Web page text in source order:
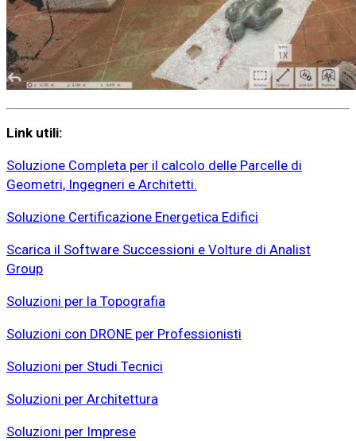
Link utili:
Soluzione Completa per il calcolo delle Parcelle di
Geometri, Ingegneri e Architetti.
Soluzione Certificazione Energetica Edifici
Scarica il Software Successioni e Volture di Analist
Group
Soluzioni per la Topografia
Soluzioni con DRONE per Professionisti
Soluzioni per Studi Tecnici
Soluzioni per Architettura
Soluzioni per Imprese